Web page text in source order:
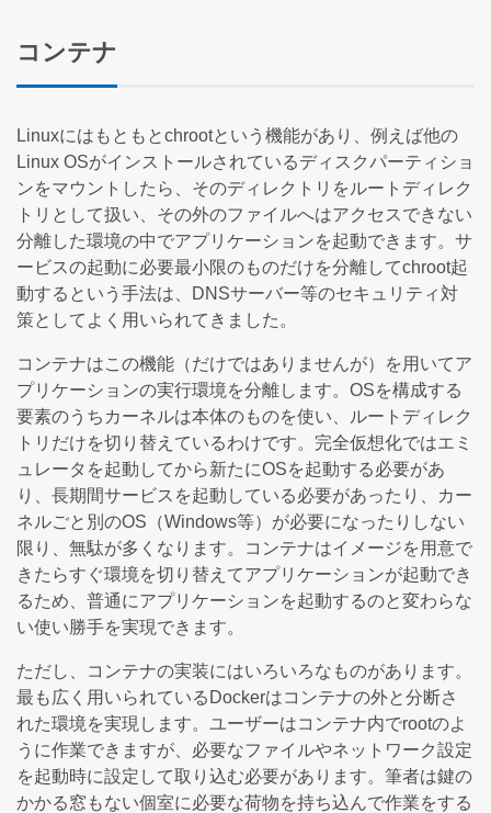
コンテナ
Linuxにはもともとchrootという機能があり、例えば他の
Linux OSがインストールされているディスクパーティショ
ンをマウントしたら、そのディレクトリをルートディレク
トリとして扱い、その外のファイルへはアクセスできない
分離した環境の中でアプリケーションを起動できます。サ
ービスの起動に必要最小限のものだけを分離してchroot起
動するという手法は、DNSサーバー等のセキュリティ対
策としてよく用いられてきました。
コンテナはこの機能（だけではありませんが）を用いてア
プリケーションの実行環境を分離します。OSを構成する
要素のうちカーネルは本体のものを使い、ルートディレク
トリだけを切り替えているわけです。完全仮想化ではエミ
ュレータを起動してから新たにOSを起動する必要があ
り、長期間サービスを起動している必要があったり、カー
ネルごと別のOS（Windows等）が必要になったりしない
限り、無駄が多くなります。コンテナはイメージを用意で
きたらすぐ環境を切り替えてアプリケーションが起動でき
るため、普通にアプリケーションを起動するのと変わらな
い使い勝手を実現できます。
ただし、コンテナの実装にはいろいろなものがあります。
最も広く用いられているDockerはコンテナの外と分断さ
れた環境を実現します。ユーザーはコンテナ内でrootのよ
うに作業できますが、必要なファイルやネットワーク設定
を起動時に設定して取り込む必要があります。筆者は鍵の
かかる窓もない個室に必要な荷物を持ち込んで作業をする